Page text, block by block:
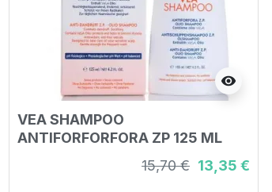
visibility
VEA SHAMPOO
ANTIFORFORFORA ZP 125 ML
15,70 € 13,35 €